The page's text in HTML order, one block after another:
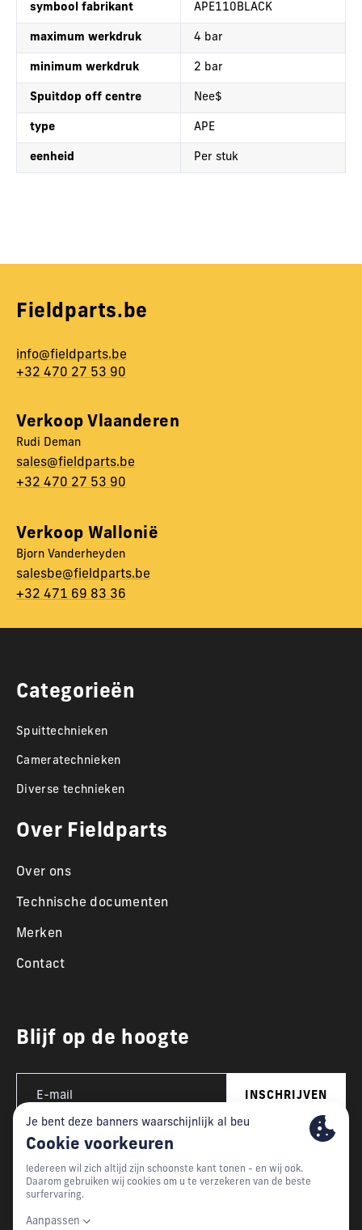
symbool fabrikant APE110BLACK
maximum werkdruk 4 bar
minimum werkdruk 2 bar
Spuitdop off centre Nee$
type APE
eenheid Per stuk
Fieldparts.be
info@fieldparts.be
+32 470 27 53 90
Verkoop Vlaanderen
Rudi Deman
sales@fieldparts.be
+32 470 27 53 90
Verkoop Wallonië
Bjorn Vanderheyden
salesbe@fieldparts.be
+32 471 69 83 36
Categorieën
Spuittechnieken
Cameratechnieken
Diverse technieken
Over Fieldparts
Over ons
Technische documenten
Merken
Contact
Blijf op de hoogte
INSCHRIJVEN